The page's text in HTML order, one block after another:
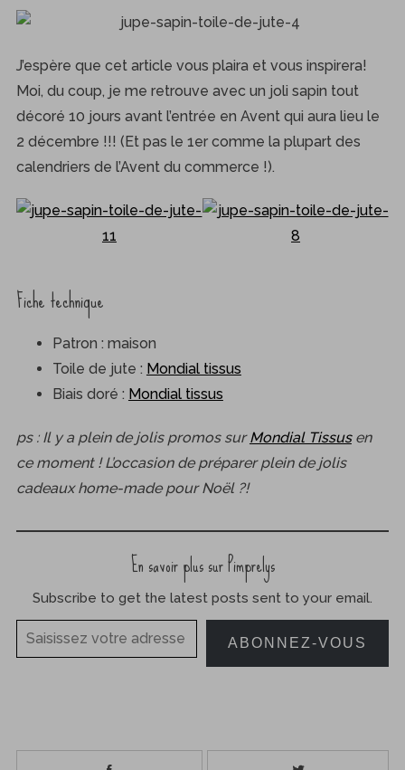
J’espère que cet article vous plaira et vous inspirera!
Moi, du coup, je me retrouve avec un joli sapin tout
décoré 10 jours avant l’entrée en Avent qui aura lieu le
2 décembre !!! (Et pas le 1er comme la plupart des
calendriers de l’Avent du commerce !).
Fiche technique
Patron : maison
Toile de jute : Mondial tissus
Biais doré : Mondial tissus
ps : Il y a plein de jolis promos surMondial Tissusen
ce moment ! L’occasion de préparer plein de jolis
cadeaux home-made pour Noël ?!
En savoir plus sur Pimprelys
Subscribe to get the latest posts sent to your email.
Saisissez votre adresse e-mail…
ABONNEZ-VOUS